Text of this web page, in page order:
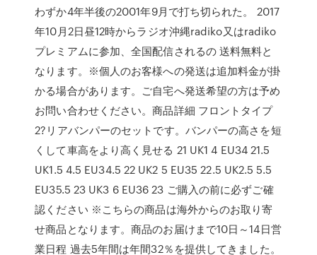
わずか4年半後の2001年9月で打ち切られた。 2017
年10月2日昼12時からラジオ沖縄radiko又はradiko
プレミアムに参加、全国配信されるの 送料無料と
なります。※個人のお客様への発送は追加料金が掛
かる場合があります。ご自宅へ発送希望の方は予め
お問い合わせください。商品詳細 フロントタイプ
2?リアバンパーのセットです。バンパーの高さを短
くして車高をより高く見せる 21 UK1 4 EU34 21.5
UK1.5 4.5 EU34.5 22 UK2 5 EU35 22.5 UK2.5 5.5
EU35.5 23 UK3 6 EU36 23 ご購入の前に必ずご確
認ください ※こちらの商品は海外からのお取り寄
せ商品となります。商品のお届けまで10日～14日営
業日程 過去5年間は年間32％を提供してきました。